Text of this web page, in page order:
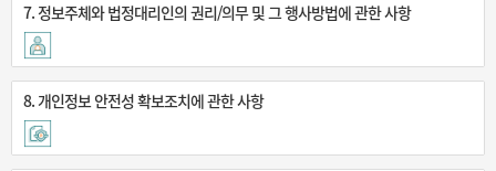
7. 정보주체와 법정대리인의 권리/의무 및 그 행사방법에 관한 사항
8. 개인정보 안전성 확보조치에 관한 사항